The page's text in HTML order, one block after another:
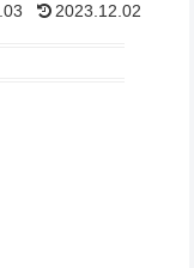
2023.12.02